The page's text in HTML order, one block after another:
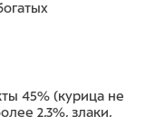
45% (курица не
2,3%, злаки,